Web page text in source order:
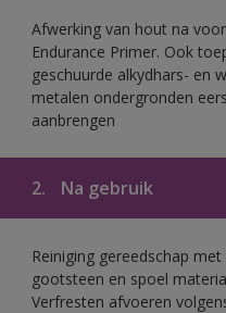
Afwerking van hout na
Endurance Primer. Ook
geschuurde alkydhars- en
metalen ondergronden
aanbrengen
2. Na gebruik
Reiniging gereedschap
gootsteen en spoel
Verfresten afvoeren